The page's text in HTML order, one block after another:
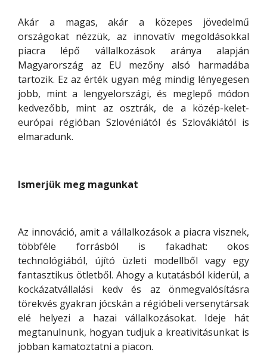
Akár a magas, akár a közepes jövedelmű
országokat nézzük, az innovatív megoldásokkal
piacra lépő vállalkozások aránya alapján
Magyarország az EU mezőny alsó harmadába
tartozik. Ez az érték ugyan még mindig lényegesen
jobb, mint a lengyelországi, és meglepő módon
kedvezőbb, mint az osztrák, de a közép-kelet-
európai régióban Szlovéniától és Szlovákiától is
elmaradunk.
Ismerjük meg magunkat
Az innováció, amit a vállalkozások a piacra visznek,
többféle forrásból is fakadhat: okos
technológiából, újító üzleti modellből vagy egy
fantasztikus ötletből. Ahogy a kutatásból kiderül, a
kockázatvállalási kedv és az önmegvalósításra
törekvés gyakran jócskán a régióbeli versenytársak
elé helyezi a hazai vállalkozásokat. Ideje hát
megtanulnunk, hogyan tudjuk a kreativitásunkat is
jobban kamatoztatni a piacon.